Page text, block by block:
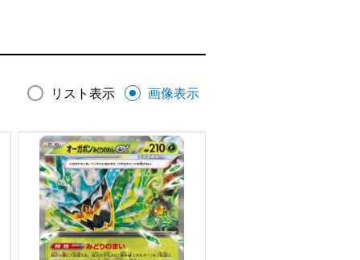
リスト表示 画像表示